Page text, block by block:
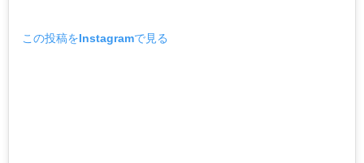
この投稿をInstagramで見る